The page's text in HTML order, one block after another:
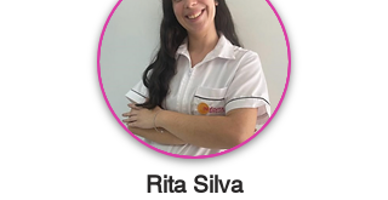
Rita Silva